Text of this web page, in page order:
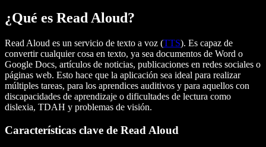
¿Qué es Read Aloud?
Read Aloud es un servicio de texto a voz (TTS). Es capaz de
convertir cualquier cosa en texto, ya sea documentos de Word o
Google Docs, artículos de noticias, publicaciones en redes sociales o
páginas web. Esto hace que la aplicación sea ideal para realizar
múltiples tareas, para los aprendices auditivos y para aquellos con
discapacidades de aprendizaje o dificultades de lectura como
dislexia, TDAH y problemas de visión.
Características clave de Read Aloud